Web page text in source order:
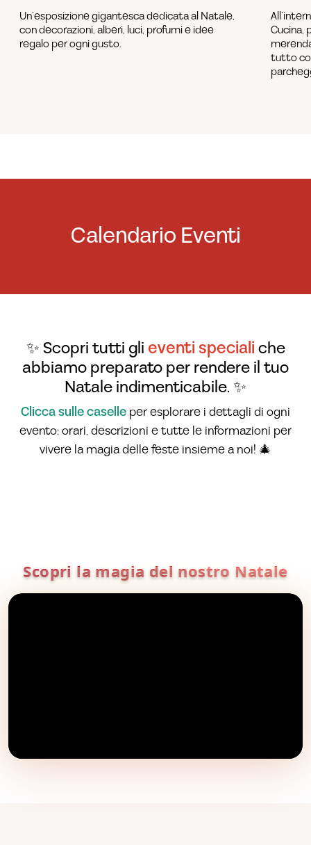
Un’esposizione gigantesca dedicata al Natale,
con decorazioni, alberi, luci, profumi e idee
regalo per ogni gusto.
Cucina,
tutto
Calendario Eventi
✨ Scopri tutti glieventi specialiche
abbiamo preparato per rendere il tuo
Natale indimenticabile. ✨
Clicca sulle caselle per esplorare i dettagli di ogni
evento: orari, descrizioni e tutte le informazioni per
vivere la magia delle feste insieme a noi! 🎄
Scopri la magia del nostro Natale